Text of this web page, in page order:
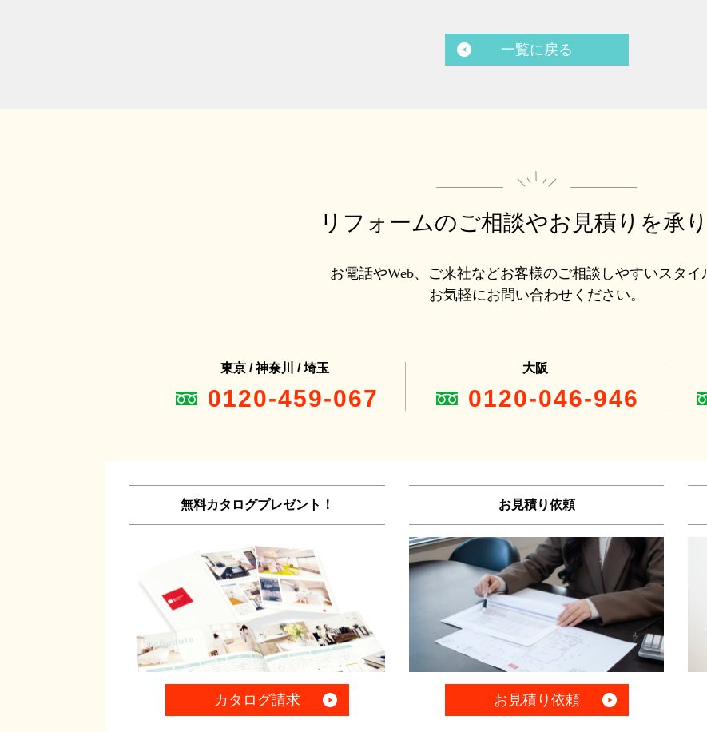
一覧に戻る
リフォームのご相談やお見積りを承
お電話やWeb、ご来社などお客様のご相談しやすいスタイ
お気軽にお問い合わせください。
東京 / 神奈川 / 埼玉
0120-459-067
大阪
0120-046-946
無料カタログプレゼント！
カタログ請求
お見積り依頼
お見積り依頼